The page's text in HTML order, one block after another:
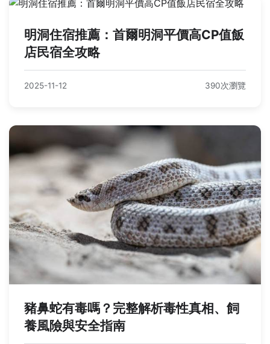
明洞住宿推薦：首爾明洞平價高CP值飯
店民宿全攻略
2025-11-12 390次瀏覽
豬鼻蛇有毒嗎？完整解析毒性真相、飼
養風險與安全指南